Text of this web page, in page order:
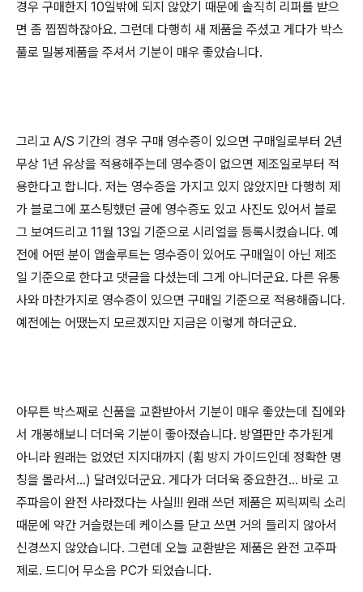
경우 구매한지 10일밖에 되지 않았기 때문에 솔직히 리퍼를 받으
면 좀 찝찝하잖아요. 그런데 다행히 새 제품을 주셨고 게다가 박스
풀로 밀봉제품을 주셔서 기분이 매우 좋았습니다.
그리고 A/S 기간의 경우 구매 영수증이 있으면 구매일로부터 2년
무상 1년 유상을 적용해주는데 영수증이 없으면 제조일로부터 적
용한다고 합니다. 저는 영수증을 가지고 있지 않았지만 다행히 제
가 블로그에 포스팅했던 글에 영수증도 있고 사진도 있어서 블로
그 보여드리고 11월 13일 기준으로 시리얼을 등록시켰습니다. 예
전에 어떤 분이 앱솔루트는 영수증이 있어도 구매일이 아닌 제조
일 기준으로 한다고 댓글을 다셨는데 그게 아니더군요. 다른 유통
사와 마찬가지로 영수증이 있으면 구매일 기준으로 적용해줍니다.
예전에는 어땠는지 모르겠지만 지금은 이렇게 하더군요.
아무튼 박스째로 신품을 교환받아서 기분이 매우 좋았는데 집에와
서 개봉해보니 더더욱 기분이 좋아졌습니다. 방열판만 추가된게
아니라 원래는 없었던 지지대까지 (휨 방지 가이드인데 정확한 명
칭을 몰라서...) 달려있더군요. 게다가 더더욱 중요한건... 바로 고
주파음이 완전 사라졌다는 사실!!! 원래 쓰던 제품은 찌릭찌릭 소리
때문에 약간 거슬렸는데 케이스를 닫고 쓰면 거의 들리지 않아서
신경쓰지 않았습니다. 그런데 오늘 교환받은 제품은 완전 고주파
제로. 드디어 무소음 PC가 되었습니다.